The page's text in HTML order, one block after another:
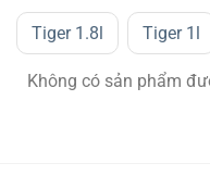
Tiger 1.8l Tiger 1l
Không có sản phẩm